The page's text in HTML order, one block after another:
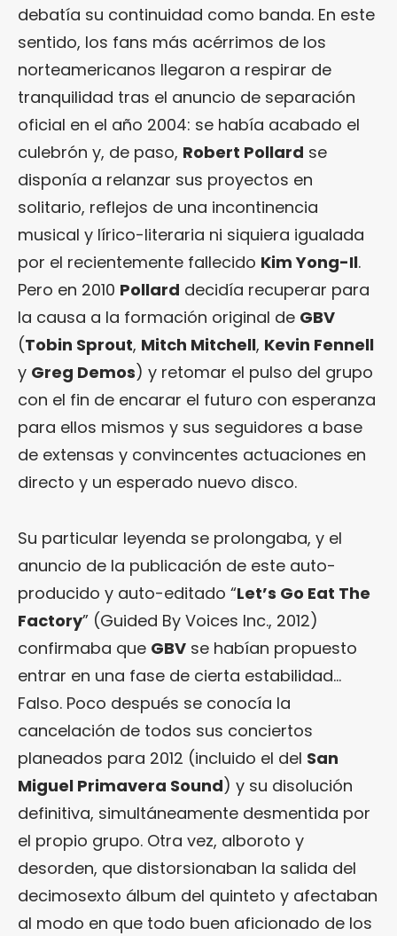
debatía su continuidad como banda. En este
sentido, los fans más acérrimos de los
norteamericanos llegaron a respirar de
tranquilidad tras el anuncio de separación
oficial en el año 2004: se había acabado el
culebrón y, de paso, Robert Pollard se
disponía a relanzar sus proyectos en
solitario, reflejos de una incontinencia
musical y lírico-literaria ni siquiera igualada
por el recientemente fallecido Kim Yong-Il.
Pero en 2010 Pollard decidía recuperar para
la causa a la formación original de GBV
(Tobin Sprout, Mitch Mitchell, Kevin Fennell
y Greg Demos) y retomar el pulso del grupo
con el fin de encarar el futuro con esperanza
para ellos mismos y sus seguidores a base
de extensas y convincentes actuaciones en
directo y un esperado nuevo disco.
Su particular leyenda se prolongaba, y el
anuncio de la publicación de este auto-
producido y auto-editado “Let’s Go Eat The
Factory” (Guided By Voices Inc., 2012)
confirmaba que GBV se habían propuesto
entrar en una fase de cierta estabilidad…
Falso. Poco después se conocía la
cancelación de todos sus conciertos
planeados para 2012 (incluido el del San
Miguel Primavera Sound) y su disolución
definitiva, simultáneamente desmentida por
el propio grupo. Otra vez, alboroto y
desorden, que distorsionaban la salida del
decimosexto álbum del quinteto y afectaban
al modo en que todo buen aficionado de los